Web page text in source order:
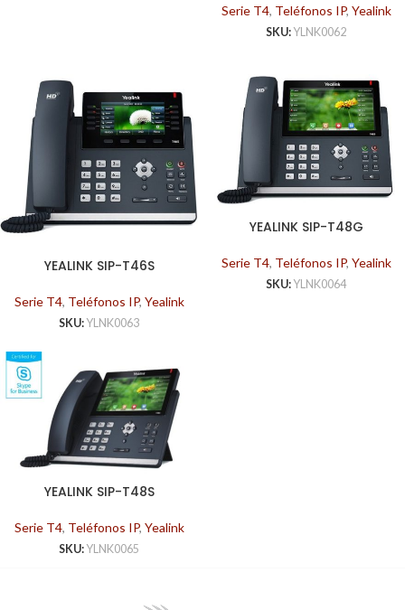
Serie T4, Teléfonos IP, Yealink
SKU: YLNK0062
YEALINK SIP-T46S
Serie T4, Teléfonos IP, Yealink
SKU: YLNK0063
YEALINK SIP-T48G
Serie T4, Teléfonos IP, Yealink
SKU: YLNK0064
YEALINK SIP-T48S
Serie T4, Teléfonos IP, Yealink
SKU: YLNK0065